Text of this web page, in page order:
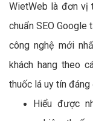
WietWeb là đơn vị
chuẩn SEO Google
công nghệ mới
khách hang theo
thuốc lá uy tín đáng
Hiểu được